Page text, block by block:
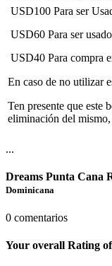
USD100 Para ser
USD60 Para ser
USD40 Para compra
En caso de no utilizar
Ten presente que este
eliminación del
...
Dreams Punta Cana
Dominicana
0 comentarios
Your overall Rating